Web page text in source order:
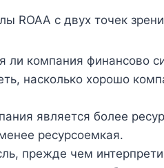
ROAA с двух точек
ли компания финансово
насколько хорошо
является более
ресурсоемкая.
прежде чем